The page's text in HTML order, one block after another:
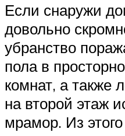
Если снаружи
довольно
убранство
пола в
комнат, а также
на второй этаж
мрамор. Из